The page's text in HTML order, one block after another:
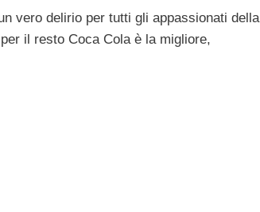
vero delirio per tutti gli appassionati della
il resto Coca Cola è la migliore,